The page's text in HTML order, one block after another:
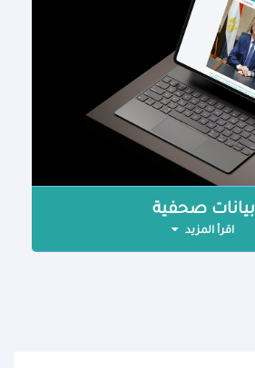
بيانات صحفية
اقرأ المزيد